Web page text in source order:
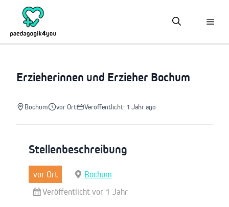
springen
Erzieherinnen und Erzieher Bochum
Bochum vor Ort Veröffentlicht: 1 Jahr ago
Stellenbeschreibung
vor Ort
Bochum
Veröffentlicht vor 1 Jahr